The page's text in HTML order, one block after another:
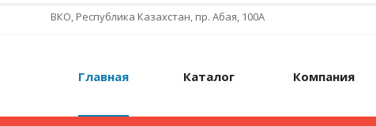
ВКО, Республика Казахстан, пр. Абая, 100А
Главная Каталог Компания